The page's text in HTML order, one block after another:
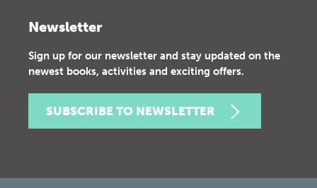
Newsletter
Sign up for our newsletter and stay updated on the
newest books, activities and exciting offers.
SUBSCRIBE TO NEWSLETTER